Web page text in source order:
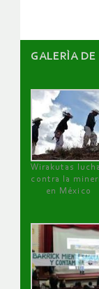
GALERÌA
Wirakutas
contra la
en México